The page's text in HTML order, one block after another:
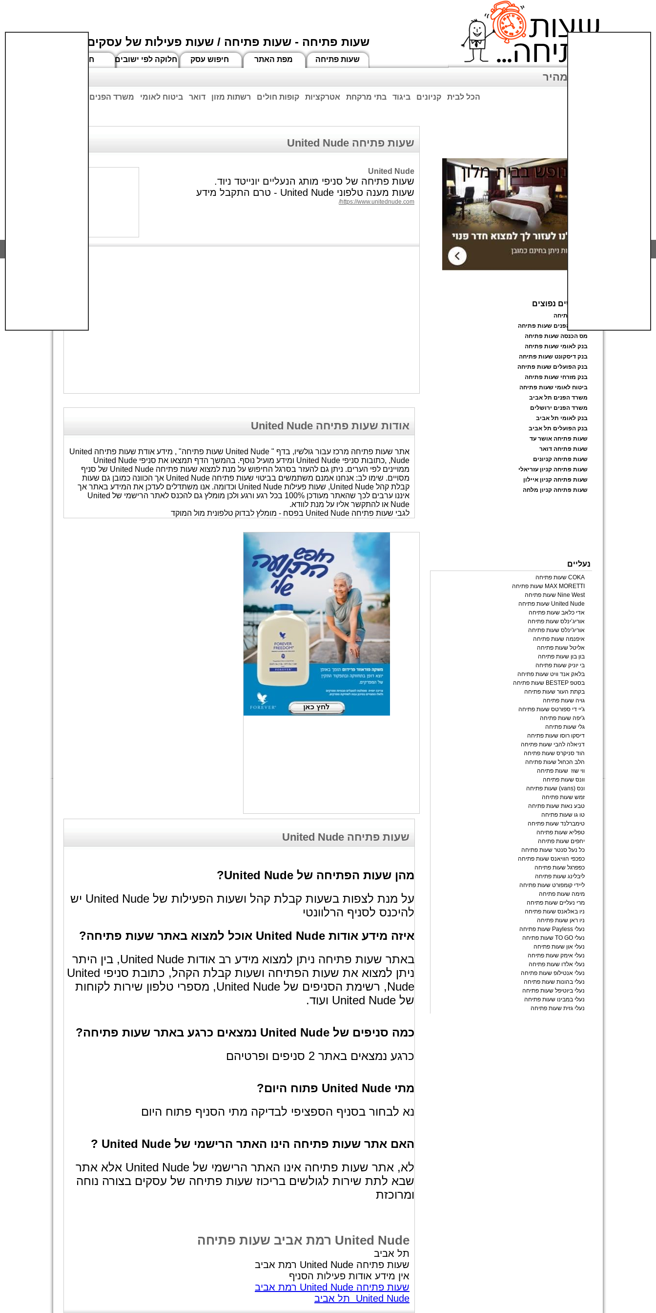
שעות פתיחה - שעות פתיחה / שעות פעילות של עסקים
חדשים חלוקה לפי ישובים חיפוש עסק מפת האתר שעות פתיחה
ניווט מהיר
משרד הפנים ביטוח לאומי דואר רשתות מזון קופות חולים אטרקציות בתי מרקחת ביגוד קניונים הכל לבית
שעות פתיחה United Nude
United Nude
שעות פתיחה של סניפי מותג הנעליים יונייטד ניוד.
שעות מענה טלפוני United Nude - טרם התקבל מידע
https://www.unitednude.com/
אודות שעות פתיחה United Nude
אתר שעות פתיחה מרכז עבור גולשיו, בדף " United Nude שעות פתיחה" , מידע אודת שעות פתיחה United
Nude, ,כתובות סניפי United Nude ומידע מועיל נוסף. בהמשך הדף תמצאו את סניפי United Nude
ממויינים לפי הערים. ניתן גם להעזר בסרגל החיפוש על מנת למצוא שעות פתיחה United Nude של סניף
מסויים. שימו לב: אנחנו אמנם משתמשים בביטוי שעות פתיחה United Nude אך הכוונה כמובן גם שעות
קבלת קהל United Nude, שעות פעילות United Nude וכדומה. אנו משתדלים לעדכן את המידע באתר אך
איננו ערבים לכך שהאתר מעודכן 100% בכל רגע ורגע ולכן מומלץ גם להכנס לאתר הרישמי של United
Nude או להתקשר אליו על מנת לוודא.
לגבי שעות פתיחה United Nude בפסח - מומלץ לבדוק טלפונית מול המוקד
שעות פתיחה United Nude
מהן שעות הפתיחה של United Nude?
על מנת לצפות בשעות קבלת קהל ושעות הפעילות של United Nude יש
להיכנס לסניף הרלוונטי
איזה מידע אודות United Nude אוכל למצוא באתר שעות פתיחה?
באתר שעות פתיחה ניתן למצוא מידע רב אודות United Nude, בין היתר
ניתן למצוא את שעות הפתיחה ושעות קבלת הקהל, כתובת סניפי United
Nude, רשימת הסניפים של United Nude, מספרי טלפון שירות לקוחות
של United Nude ועוד.
כמה סניפים של United Nude נמצאים כרגע באתר שעות פתיחה?
כרגע נמצאים באתר 2 סניפים ופרטיהם
מתי United Nude פתוח היום?
נא לבחור בסניף הספציפי לבדיקה מתי הסניף פתוח היום
האם אתר שעות פתיחה הינו האתר הרישמי של United Nude ?
לא, אתר שעות פתיחה אינו האתר הרישמי של United Nude אלא אתר
שבא לתת שירות לגולשים בריכוז שעות פתיחה של עסקים בצורה נוחה
ומרוכזת
United Nude רמת אביב שעות פתיחה
תל אביב
שעות פתיחה United Nude רמת אביב
אין מידע אודות פעילות הסניף
שעות פתיחה United Nude רמת אביב
United Nude תל אביב
חיפושים נפוצים
שעות פתיחה
משרד הפנים שעות פתיחה
מס הכנסה שעות פתיחה
בנק לאומי שעות פתיחה
בנק דיסקונט שעות פתיחה
בנק הפועלים שעות פתיחה
בנק מזרחי שעות פתיחה
ביטוח לאומי שעות פתיחה
משרד הפנים תל אביב
משרד הפנים ירושלים
בנק לאומי תל אביב
בנק הפועלים תל אביב
שעות פתיחה אושר עד
שעות פתיחה דואר
שעות פתיחה קניונים
שעות פתיחה קניון עזריאלי
שעות פתיחה קניון איילון
שעות פתיחה קניון מלחה
נעליים
COKA שעות פתיחה
MAX MORETTI שעות פתיחה
Nine West שעות פתיחה
United Nude שעות פתיחה
אדי כלאב שעות פתיחה
אוריג’ינלס שעות פתיחה
אוריג'ינלס שעות פתיחה
איפנמה שעות פתיחה
אליטל שעות פתיחה
בון בון שעות פתיחה
בי יוניק שעות פתיחה
בלאק אנד וויט שעות פתיחה
בסטפ BESTEP שעות פתיחה
בקתת העור שעות פתיחה
גויה שעות פתיחה
ג'יי די ספורטס שעות פתיחה
ג'יפה שעות פתיחה
גלי שעות פתיחה
דיסקו רוסו שעות פתיחה
דניאלה להבי שעות פתיחה
הוד סניקרס שעות פתיחה
הלב הכחול שעות פתיחה
ווי שוז שעות פתיחה
וונס שעות פתיחה
ונס (vans) שעות פתיחה
זמש שעות פתיחה
טבע נאות שעות פתיחה
טו גו שעות פתיחה
טימברלנד שעות פתיחה
טפליא שעות פתיחה
יחפים שעות פתיחה
כל נעל סנטר שעות פתיחה
כפכפי הוויאנס שעות פתיחה
כפפרגל שעות פתיחה
ליבלינג שעות פתיחה
ליידי קומפורט שעות פתיחה
מימה שעות פתיחה
מרי נעליים שעות פתיחה
ניו באלאנס שעות פתיחה
ניו ראן שעות פתיחה
נעלי Payless שעות פתיחה
נעלי TO GO שעות פתיחה
נעלי און שעות פתיחה
נעלי אימק שעות פתיחה
נעלי אלדו שעות פתיחה
נעלי אנטילופ שעות פתיחה
נעלי בהונות שעות פתיחה
נעלי ביוטיפל שעות פתיחה
נעלי במבינו שעות פתיחה
נעלי גזית שעות פתיחה